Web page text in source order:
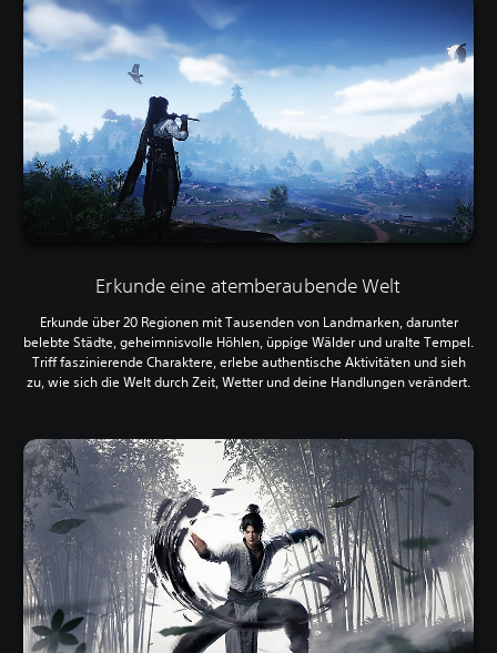
Erkunde eine atemberaubende Welt
Erkunde über 20 Regionen mit Tausenden von Landmarken, darunter
belebte Städte, geheimnisvolle Höhlen, üppige Wälder und uralte Tempel.
Triff faszinierende Charaktere, erlebe authentische Aktivitäten und sieh
zu, wie sich die Welt durch Zeit, Wetter und deine Handlungen verändert.